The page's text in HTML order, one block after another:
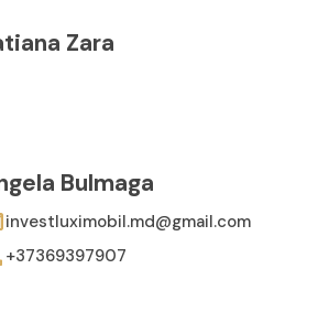
Zara
Bulmaga
investluximobil.md@gmail.com
+37369397907